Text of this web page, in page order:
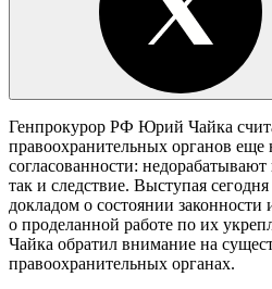
Генпрокурор РФ Юрий Чайка
правоохранительных органов еще
согласованности:
так и следствие. Выступая
докладом о состоянии
о проделанной работе по их
Чайка обратил внимание на
правоохранительных органах.